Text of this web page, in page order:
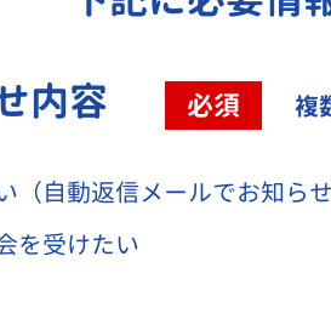
内容
必須 複
（自動返信メールでお知らせ
を受けたい